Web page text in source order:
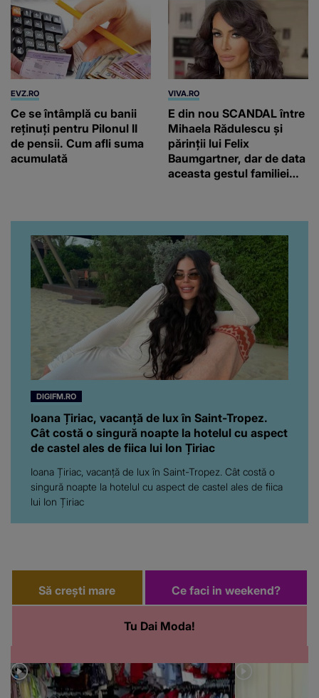
EVZ.RO
Ce se întâmplă cu banii
reținuți pentru Pilonul II
de pensii. Cum afli suma
acumulată
VIVA.RO
E din nou SCANDAL între
Mihaela Rădulescu și
părinții lui Felix
Baumgartner, dar de data
aceasta gestul familiei
noastră! Fostei
prezentatoare nici că-i
vine să creadă că s-a
ajuns până aici, dar e
adevărat, au făcut-o și pe
asta! Și ce a ieșit la iveală
ar fi prea mult pentru
oricine: "Cu… mine, fata
româncă...”
DIGIFM.RO
Ioana Țiriac, vacanță de lux în Saint-Tropez.
Cât costă o singură noapte la hotelul cu aspect
de castel ales de fiica lui Ion Țiriac
Ioana Țiriac, vacanță de lux în Saint-Tropez. Cât costă o
singură noapte la hotelul cu aspect de castel ales de fiica
lui Ion Țiriac
Să crești mare
Tu Dai Moda!
Ce faci in weekend?